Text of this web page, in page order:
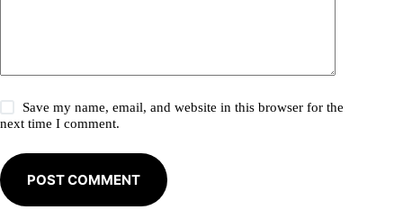
Save my name, email, and website in this browser for the
next time I comment.
POST COMMENT